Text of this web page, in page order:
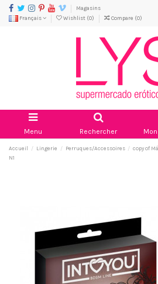
Magasins
Français
Wishlist (0) Compare (0)
Menu Rechercher
Accueil Lingerie Perruques/Accessoires
copy of
N1